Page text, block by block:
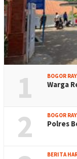
1 BOGOR
Warga
2 BOGOR
Polres
BERITA